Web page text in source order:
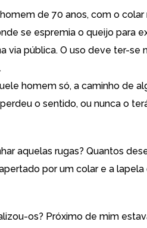
de 70 anos, com o colar
se espremia o queijo para
via pública. O uso deve ter-se
homem só, a caminho de
o sentido, ou nunca o
aquelas rugas? Quantos
por um colar e a lapela
os? Próximo de mim